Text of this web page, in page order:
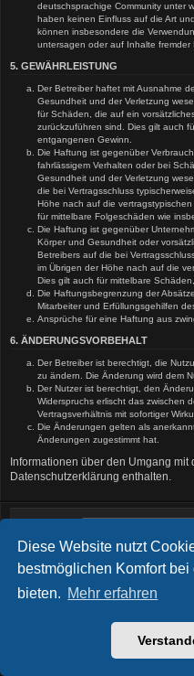
Diese Website nutzt
bestmöglichen Komfort bei
bieten. Mehr erfahren
deutschsprachige Community unter
haben keinen Einfluss auf die Art
können insbesondere die
untersagen oder auf Inhalte fremder
5. GEWÄHRLEISTUNG
Der Betreiber haftet mit Ausnahme
Gesundheit und der Verletzung
für Schäden, die auf ein
zurückzuführen sind. Dies gilt auch
entgangenen Gewinn.
Die Haftung ist gegenüber
fahrlässigem Verhalten oder bei
Gesundheit und der Verletzung
die bei Vertragsschluss
Höhe nach auf die
für mittelbare Folgeschäden wie
Die Haftung ist gegenüber
Körper und Gesundheit oder
Betreibers auf die bei
im Übrigen der Höhe nach auf die
Dies gilt auch für mittelbare
Die Haftungsbegrenzung der
Mitarbeiter und Erfüllungsgehilfen
Ansprüche für eine Haftung aus
6. ÄNDERUNGSVORBEHALT
Der Betreiber ist berechtigt, die
zu ändern. Die Änderung wird dem
Der Nutzer ist berechtigt, den
Widerspruchs erlischt das zwischen
Vertragsverhältnis mit sofortiger
Die Änderungen gelten als
Änderungen zugestimmt hat.
Informationen über den Umgang
Datenschutzerklärung enthalten.
Startseite Foren-Übersicht
® Forum Software ©
Deutsche Übersetzung durchphpBB.de